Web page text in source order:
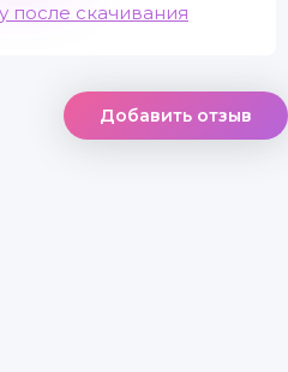
после скачивания
Добавить отзыв